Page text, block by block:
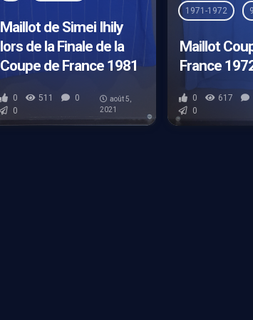
Maillot de Simei Ihily
lors de la Finale de la
Coupe de France 1981
0 511
0
0
août 5,
2021
1971-1972 9
Maillot
France
0 617
0